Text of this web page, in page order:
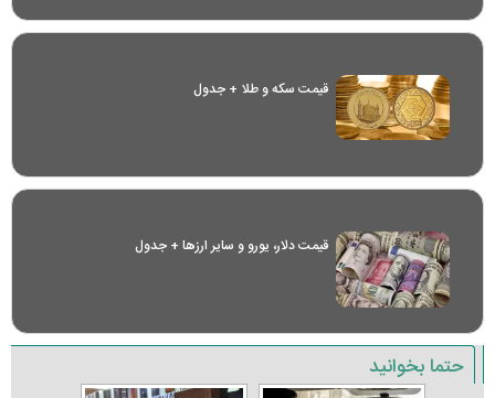
قیمت سکه و طلا + جدول
قیمت دلار، یورو و سایر ارز‌ها + جدول
حتما بخوانید